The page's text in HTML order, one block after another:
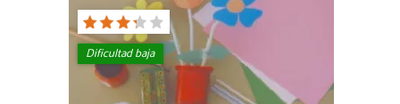
Dificultad baja